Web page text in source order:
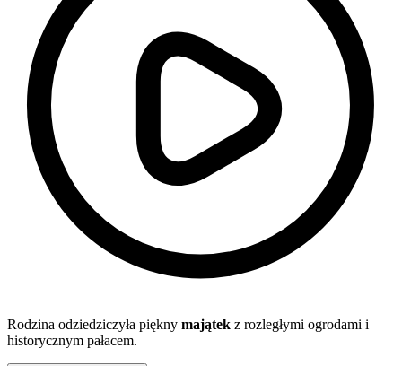
Rodzina odziedziczyła piękny majątek z rozległymi ogrodami i
historycznym pałacem.